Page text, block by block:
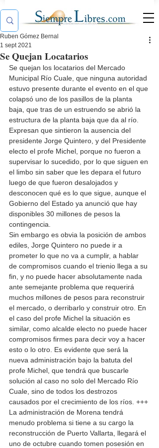
Se Quejan Locatarios
Ruben Gómez Bernal
1 sept 2021
Se quejan los locatarios del Mercado
Municipal Río Cuale, que ninguna autoridad
estuvo presente durante el evento en el que
colapsó uno de los pasillos de la planta
baja, que tras de un estruendo se abrió la
estructura de la planta baja que da al río.
Expresan que sintieron la ausencia del
presidente Jorge Quintero, y del Presidente
electo el profe Michel, porque no fueron a
supervisar lo sucedido, por lo que siguen en
el limbo sin saber que les depara el futuro
luego de que fueron desalojados y
desconocen qué es lo que sigue, aunque el
Gobierno del Estado ya anunció que hay
disponibles 30 millones de pesos la
contingencia.
Sin embargo es obvia la posición de ambos
ediles, Jorge Quintero no puede ir a
prometer lo que no va a cumplir, a hablar
de compromisos cuando el trienio llega a su
fin, y no puede hacer absolutamente nada
ante semejante problema que requerirá
muchos millones de pesos para reconstruir
el mercado, o derribarlo y construir otro. En
el caso del profe Michel la situación es
similar, como alcalde electo no puede hacer
compromisos firmes para decir voy a hacer
esto o lo otro. Es evidente que será la
nueva administración bajo la batuta del
profe Michel, que tendrá que buscarle
solución al caso no solo del Mercado Río
Cuale, sino de todos los destrozos
causados por el crecimiento de los ríos. +++
La administración de Morena tendrá
menudo problema si tiene a su cargo la
reconstrucción de Puerto Vallarta, llegará el
uno de octubre cuando tomen posesión en